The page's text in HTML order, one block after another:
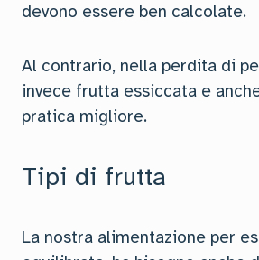
devono essere ben calcolate.
Al contrario, nella perdita di
invece frutta essiccata e
pratica migliore.
Tipi di frutta
La nostra alimentazione per